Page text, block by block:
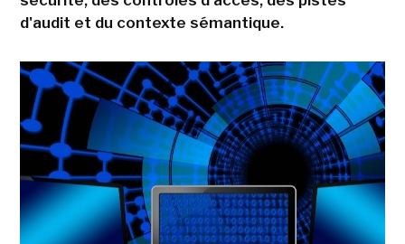
d'audit et du contexte sémantique.